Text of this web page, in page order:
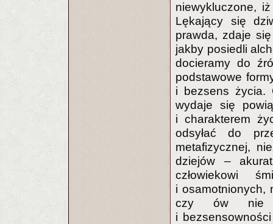
niewykluczone,
Lękający się
prawda, zdaje
jakby posiedli
docieramy do
podstawowe
i bezsens życia.
wydaje się
i charakterem
odsyłać do
metafizycznej,
dziejów –
człowiekowi
i osamotnionych,
czy ów nie
i